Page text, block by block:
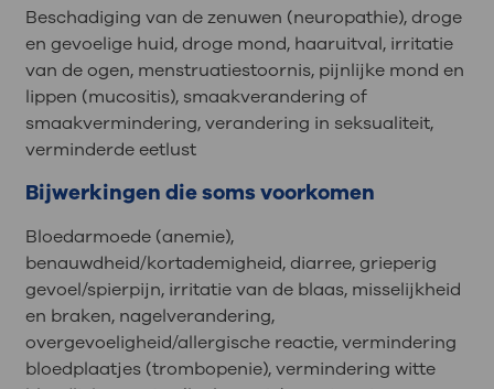
Beschadiging van de zenuwen (neuropathie), droge
en gevoelige huid, droge mond, haaruitval, irritatie
van de ogen, menstruatiestoornis, pijnlijke mond en
lippen (mucositis), smaakverandering of
smaakvermindering, verandering in seksualiteit,
verminderde eetlust
Bijwerkingen die soms voorkomen
Bloedarmoede (anemie),
benauwdheid/kortademigheid, diarree, grieperig
gevoel/spierpijn, irritatie van de blaas, misselijkheid
en braken, nagelverandering,
overgevoeligheid/allergische reactie, vermindering
bloedplaatjes (trombopenie), vermindering witte